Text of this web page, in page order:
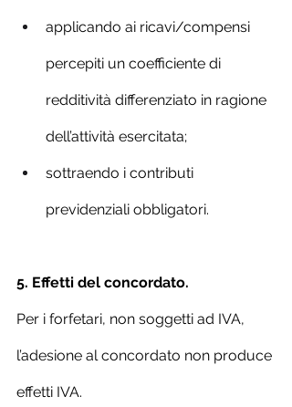
applicando ai ricavi/compensi
percepiti un coefficiente di
redditività differenziato in ragione
dell’attività esercitata;
sottraendo i contributi
previdenziali obbligatori.
5. Effetti del concordato.
Per i forfetari, non soggetti ad IVA,
l’adesione al concordato non produce
effetti IVA.